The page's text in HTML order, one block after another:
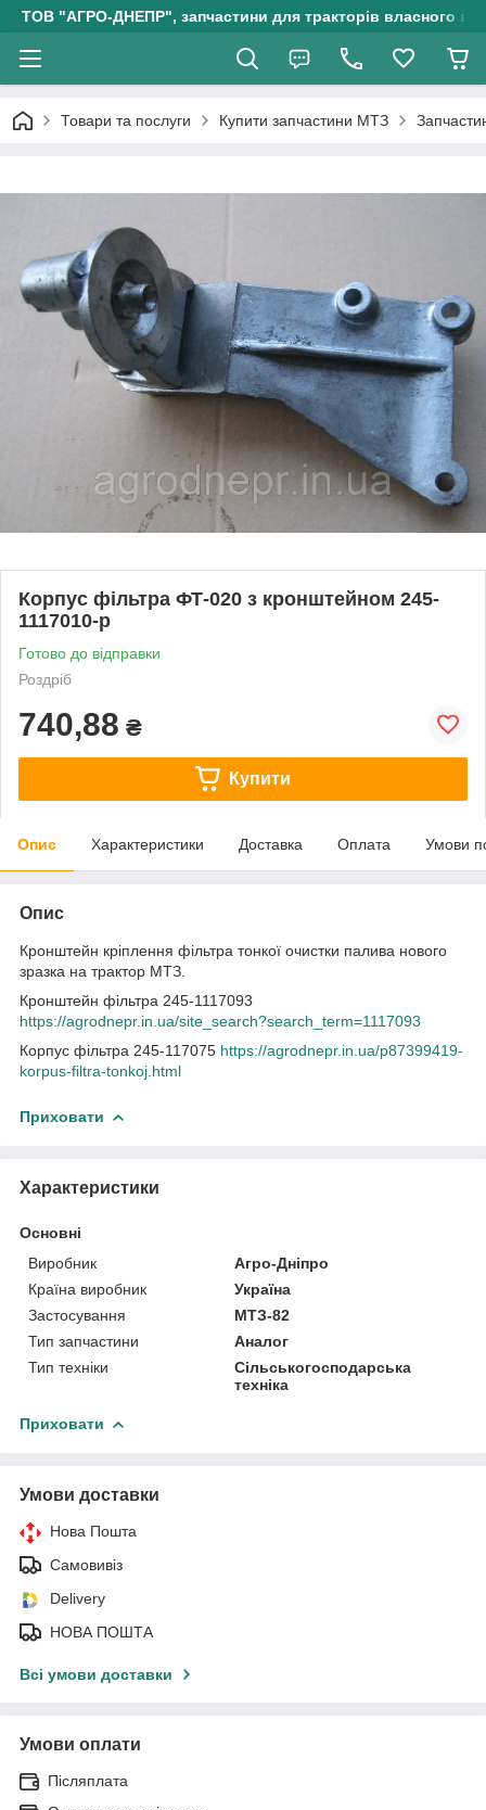
ТОВ "АГРО-ДНЕПР", запчастини для тракторів власного
Товари та послуги Купити запчастини МТЗ
Корпус фільтра ФТ-020 з кронштейном 245-
1117010-р
Готово до відправки
Роздріб
740,88 ₴
Купити
Опис Характеристики Доставка Оплата Умови
Опис
Кронштейн кріплення фільтра тонкої очистки палива нового
зразка на трактор МТЗ.
Кронштейн фільтра 245-1117093
https://agrodnepr.in.ua/site_search?search_term=1117093
Корпус фільтра 245-117075 https://agrodnepr.in.ua/p87399419-
korpus-filtra-tonkoj.html
Приховати
Характеристики
Основні
Виробник
Агро-Дніпро
Країна виробник
Україна
Застосування
МТЗ-82
Тип запчастини
Аналог
Тип техніки
Сільськогосподарська
техніка
Приховати
Умови доставки
Нова Пошта
Самовивіз
Delivery
НОВА ПОШТА
Всі умови доставки
Умови оплати
Післяплата